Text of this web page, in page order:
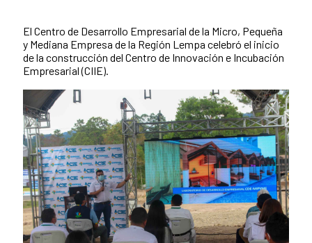
El Centro de Desarrollo Empresarial de la Micro, Pequeña
y Mediana Empresa de la Región Lempa celebró el inicio
de la construcción del Centro de Innovación e Incubación
Empresarial (CIIE).